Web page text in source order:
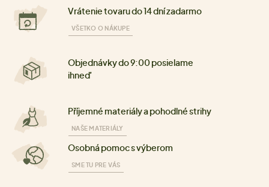
Vrátenie tovaru do 14 dní zadarmo
VŠETKO O NÁKUPE
Objednávky do 9:00 posielame
ihneď
Příjemné materiály a pohodlné strihy
NAŠE MATERIÁLY
Osobná pomoc s výberom
SME TU PRE VÁS